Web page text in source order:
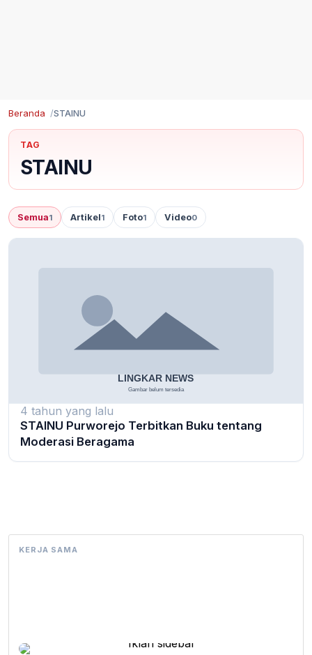
Beranda STAINU
TAG
STAINU
Semua1 Artikel1 Foto1 Video0
4 tahun yang lalu
STAINU Purworejo Terbitkan Buku tentang
Moderasi Beragama
KERJA SAMA